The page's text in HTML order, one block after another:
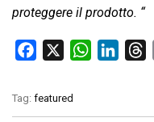
proteggere il prodotto. “
c
e
W
t
k
e
Tag: featured